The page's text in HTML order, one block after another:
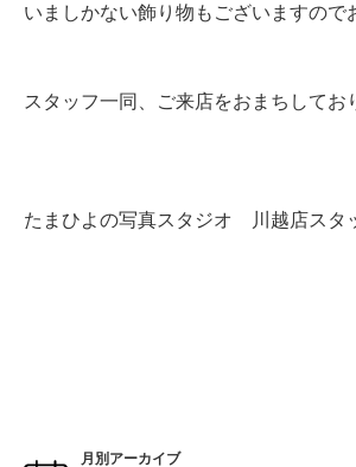
いましかない飾り物もございますので
スタッフ一同、ご来店をおまちしてお
たまひよの写真スタジオ 川越店スタ
月別アーカイブ